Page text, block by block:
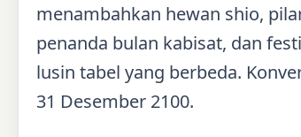
menambahkan hewan shio,
penanda bulan kabisat, dan
lusin tabel yang berbeda.
31 Desember 2100.